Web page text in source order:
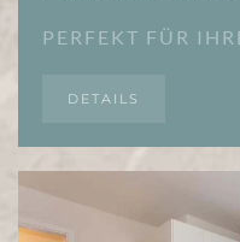
PERFEKT FÜR
DETAILS